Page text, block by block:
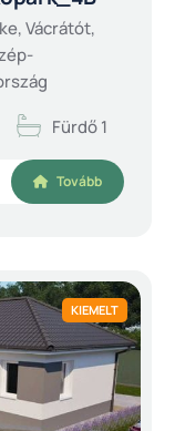
Vácrátót,
Fürdő 1
Tovább
KIEMELT